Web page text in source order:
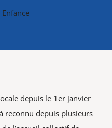
Enfance
depuis le 1er janvier
reconnu depuis plusieurs